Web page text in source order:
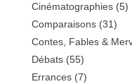
Cinématographies(5)
Comparaisons(31)
Contes, Fables &
Débats(55)
Errances(7)